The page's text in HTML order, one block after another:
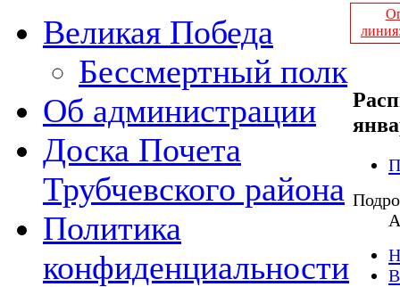
Великая Победа
Бессмертный полк
Об администрации
Доска Почета
Трубчевского района
Политика
конфиденциальности